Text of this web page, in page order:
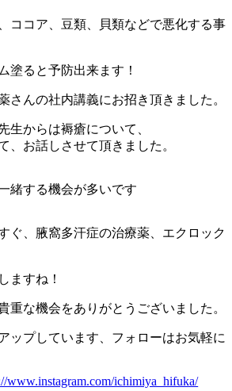
ココア、豆類、貝類などで悪化する事
塗ると予防出来ます！
さんの社内講義にお招き頂きました。
生からは褥瘡について、
、お話しさせて頂きました。
緒する機会が多いです
ぐ、腋窩多汗症の治療薬、エクロック
ますね！
重な機会をありがとうございました。
ップしています、フォローはお気軽に
www.instagram.com/ichimiya_hifuka/